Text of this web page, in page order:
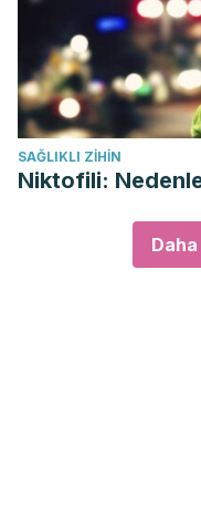
SAĞLIKLI ZIHIN
Niktofili:
Daha